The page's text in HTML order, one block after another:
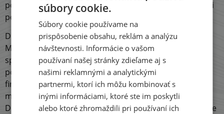
podmienky upravuje úverová zmluva spolu s úverovými
podmienkami.
Dlh
zaniká po splnení záväzku dlžníka veriteľovi
Môže zaniknúť štandardnou cestou, teda najčastejšie
splatením pôžičky a stanovených úrokov, prípadne
poplatkov v pravidelných mesačných splátkach. Klienti
finančných inštitúcií, napr. Zinc Euro, majú navyše
možnosť svoj dlh kedykoľvek jednorazovo doplatiť.
Druhým variantom je dohoda, na ktorú pristúpia obidve
súbory cookie.
Súbory cookie používame na
prispôsobenie obsahu, reklám a analýzu
návštevnosti. Informácie o vašom
používaní našej stránky zdieľame aj s
našimi reklamnými a analytickými
partnermi, ktorí ich môžu kombinovať s
inými informáciami, ktoré ste im poskytli
alebo ktoré zhromaždili pri používaní ich